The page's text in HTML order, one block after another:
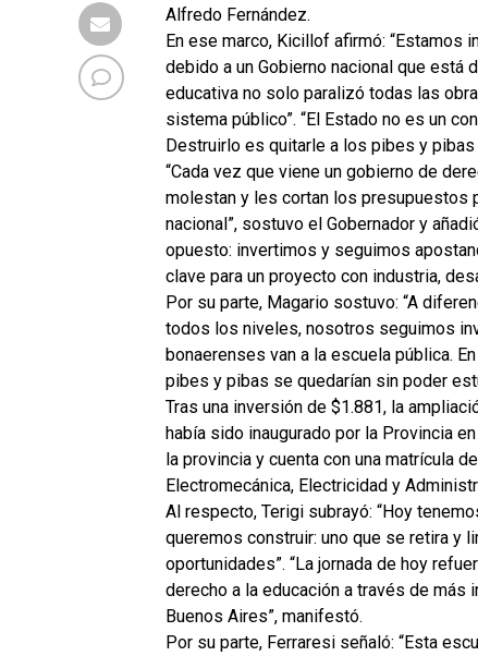
Alfredo Fernández.
En ese marco, Kicillof afirmó: “Estamos
debido a un Gobierno nacional que está
educativa no solo paralizó todas las
sistema público”. “El Estado no es un
Destruirlo es quitarle a los pibes y pibas
“Cada vez que viene un gobierno de
molestan y les cortan los presupuestos
nacional”, sostuvo el Gobernador y
opuesto: invertimos y seguimos
clave para un proyecto con industria,
Por su parte, Magario sostuvo: “A
todos los niveles, nosotros seguimos
bonaerenses van a la escuela pública.
pibes y pibas se quedarían sin poder
Tras una inversión de $1.881, la
había sido inaugurado por la Provincia
la provincia y cuenta con una matrícula
Electromecánica, Electricidad y
Al respecto, Terigi subrayó: “Hoy
queremos construir: uno que se retira y
oportunidades”. “La jornada de hoy
derecho a la educación a través de
Buenos Aires”, manifestó.
Por su parte, Ferraresi señaló: “Esta